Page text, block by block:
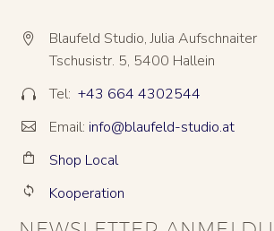


Blaufeld Studio, Julia Aufschnaiter
Tschusistr. 5, 5400 Hallein

 Tel: +43 664 4302544

 Email: info@blaufeld-studio.at

 Shop Local

 Kooperation